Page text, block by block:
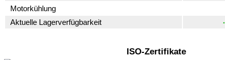
Motorkühlung
Aktuelle Lagerverfügbarkeit
ISO-Zertifikate